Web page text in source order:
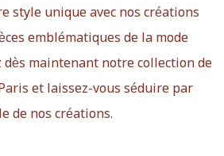
style unique avec nos créations
emblématiques de la mode
dès maintenant notre collection de
et laissez-vous séduire par
de nos créations.